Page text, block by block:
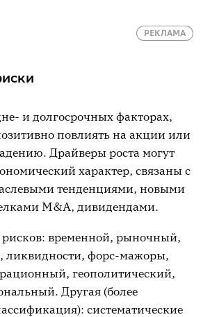
РЕКЛАМА
и долгосрочных факторах,
повлиять на акции или
Драйверы роста могут
характер, связаны с
тенденциями, новыми
M&A, дивидендами.
временной, рыночный,
форс-мажоры,
геополитический,
Другая (более
систематические